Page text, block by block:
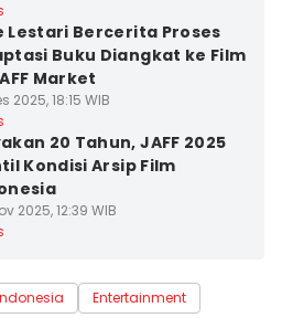
Lestari Bercerita Proses
Buku Diangkat ke Film
Market
2025, 18:15 WIB
20 Tahun, JAFF 2025
Kondisi Arsip Film
2025, 12:39 WIB
Entertainment